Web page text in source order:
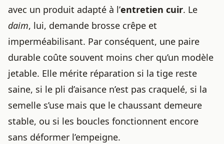
avec un produit adapté à l’entretien cuir. Le
daim, lui, demande brosse crêpe et
imperméabilisant. Par conséquent, une paire
durable coûte souvent moins cher qu’un modèle
jetable. Elle mérite réparation si la tige reste
saine, si le pli d’aisance n’est pas craquelé, si la
semelle s’use mais que le chaussant demeure
stable, ou si les boucles fonctionnent encore
sans déformer l’empeigne.